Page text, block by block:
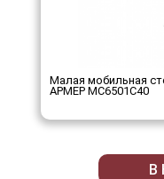
Малая мобильная
АРМЕР МС6501С40
В